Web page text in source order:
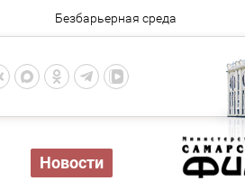
Безбарьерная среда
Новости